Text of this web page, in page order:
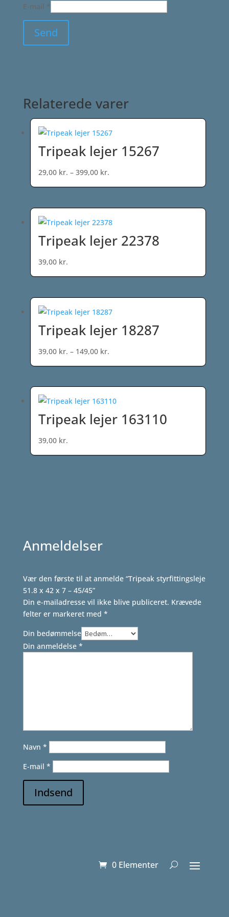
E-mail *
Relaterede varer
Tripeak lejer 15267
29,00 kr. – 399,00 kr.Prisinterval:
29,00 kr.
Tripeak lejer 22378
39,00 kr.
Tripeak lejer 18287
39,00 kr. – 149,00 kr.
39,00 kr.
Tripeak lejer 163110
39,00 kr.
Anmeldelser
Vær den første til at anmelde “Tripeak styrfittingsleje
51.8 x 42 x 7 – 45/45”
Din e-mailadresse vil ikke blive publiceret. Krævede
felter er markeret med *
Din bedømmelse
Din anmeldelse *
Navn *
E-mail *
Indsend
0 Elementer